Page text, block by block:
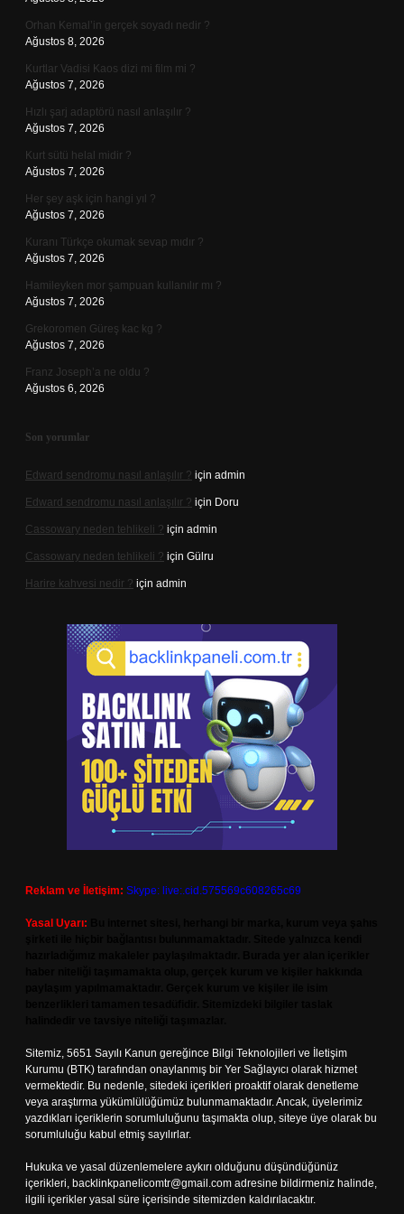
Orhan Kemal’in gerçek soyadı nedir ?
Ağustos 8, 2026
Kurtlar Vadisi Kaos dizi mi film mi ?
Ağustos 7, 2026
Hızlı şarj adaptörü nasıl anlaşılır ?
Ağustos 7, 2026
Kurt sütü helal midir ?
Ağustos 7, 2026
Her şey aşk için hangi yıl ?
Ağustos 7, 2026
Kuranı Türkçe okumak sevap mıdır ?
Ağustos 7, 2026
Hamileyken mor şampuan kullanılır mı ?
Ağustos 7, 2026
Grekoromen Güreş kac kg ?
Ağustos 7, 2026
Franz Joseph’a ne oldu ?
Ağustos 6, 2026
Son yorumlar
Edward sendromu nasıl anlaşılır ? için admin
Edward sendromu nasıl anlaşılır ? için Doru
Cassowary neden tehlikeli ? için admin
Cassowary neden tehlikeli ? için Gülru
Harire kahvesi nedir ? için admin
Reklam ve İletişim: Skype: live:.cid.575569c608265c69
Yasal Uyarı:
Sitemiz, 5651 Sayılı Kanun gereğince Bilgi Teknolojileri ve İletişim
Kurumu (BTK) tarafından onaylanmış bir Yer Sağlayıcı olarak hizmet
vermektedir. Bu nedenle, sitedeki içerikleri proaktif olarak denetleme
veya araştırma yükümlülüğümüz bulunmamaktadır. Ancak, üyelerimiz
yazdıkları içeriklerin sorumluluğunu taşımakta olup, siteye üye olarak bu
sorumluluğu kabul etmiş sayılırlar.
Hukuka ve yasal düzenlemelere aykırı olduğunu düşündüğünüz
içerikleri, backlinkpanelicomtr@gmail.com adresine bildirmeniz halinde,
ilgili içerikler yasal süre içerisinde sitemizden kaldırılacaktır.